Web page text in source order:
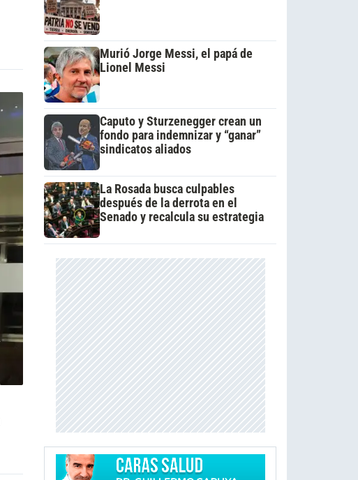
Murió Jorge Messi, el papá de
Lionel Messi
Caputo y Sturzenegger crean un
fondo para indemnizar y “ganar”
sindicatos aliados
La Rosada busca culpables
después de la derrota en el
Senado y recalcula su estrategia